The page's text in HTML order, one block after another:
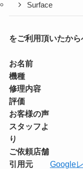
Surface
をご利用頂いたか
お名前
機種
修理内容
評価
お客様の声
スタッフよ
り
ご依頼店舗
引用元
Google